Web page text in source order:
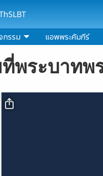
กรรม แอพพระคัมภีร์
ระบาทพ
Video file